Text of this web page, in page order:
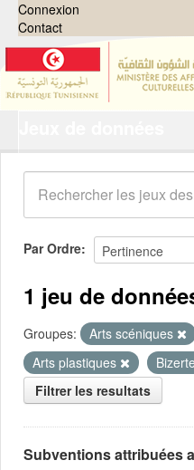
Connexion
Contact
Organisations
Groupes
Demandes 0
À propos
Par Ordre
1 jeu de
Groupes: Arts scéniques
Arts plastiques
Bizerte
Filtrer les resultats
Subventions attribuées